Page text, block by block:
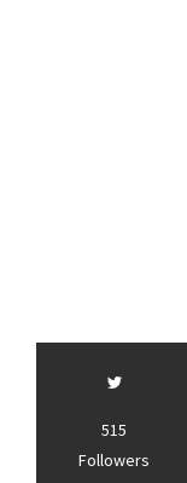
515
Followers